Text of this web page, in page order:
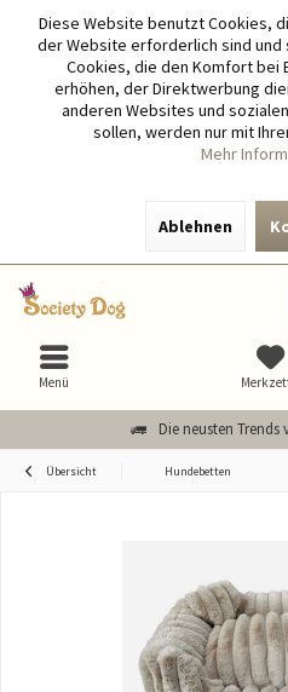
Diese Website benutzt Cookies,
der Website erforderlich sind
Cookies, die den Komfort bei
erhöhen, der Direktwerbung
anderen Websites und
sollen, werden nur mit
Mehr
Ablehnen
Die neusten Trends
Menü
Übersicht Hundebetten